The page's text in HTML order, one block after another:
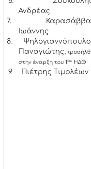
Ανδρέας
7.
Ιωάννης
8.
Παναγιώτης,
στην έναρξη του 1ου ΗΔΘ
9. Πιέτρης Τιμολέων